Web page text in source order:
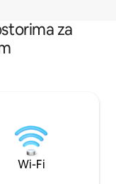
za
Wi-Fi